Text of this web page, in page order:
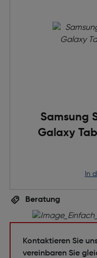
Samsung
Galaxy
in
Beratung
Kontaktieren Sie
vereinbaren Sie